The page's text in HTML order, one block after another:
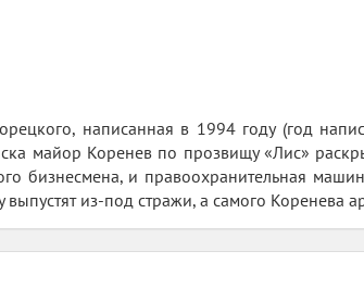
написанная в 1994 году (год
майор Коренев по прозвищу «Лис»
бизнесмена, и правоохранительная
из-под стражи, а самого Коренева